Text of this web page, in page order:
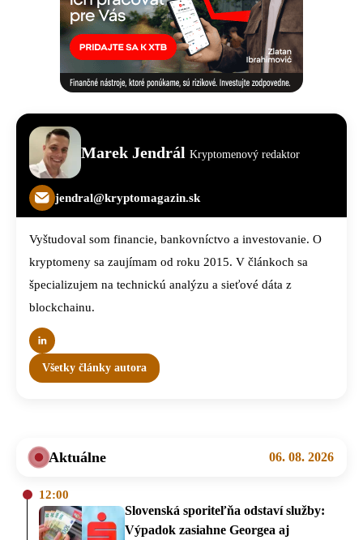
Marek Jendrál Kryptomenový redaktor
jendral@kryptomagazin.sk
Vyštudoval som financie, bankovníctvo a investovanie. O
kryptomeny sa zaujímam od roku 2015. V článkoch sa
špecializujem na technickú analýzu a sieťové dáta z
blockchainu.
Všetky články autora
Aktuálne 06. 08. 2026
12:00
Slovenská sporiteľňa odstaví služby:
Výpadok zasiahne Georgea aj